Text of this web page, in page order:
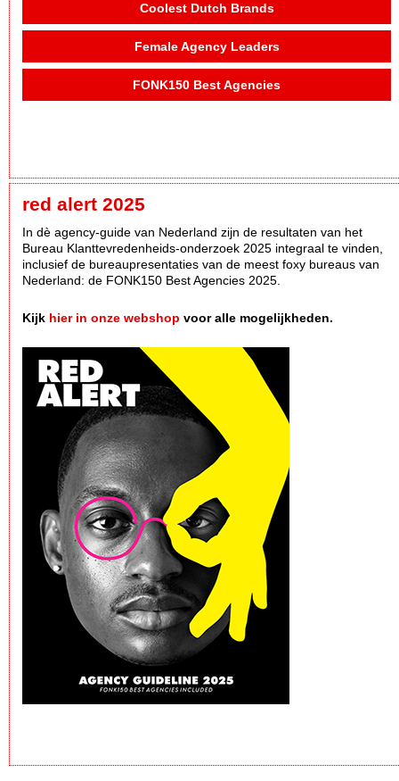
Coolest Dutch Brands
Female Agency Leaders
FONK150 Best Agencies
red alert 2025
In dè agency-guide van Nederland zijn de resultaten van het
Bureau Klanttevredenheids-onderzoek 2025 integraal te vinden,
inclusief de bureaupresentaties van de meest foxy bureaus van
Nederland: de FONK150 Best Agencies 2025.
Kijk hier in onze webshop voor alle mogelijkheden.